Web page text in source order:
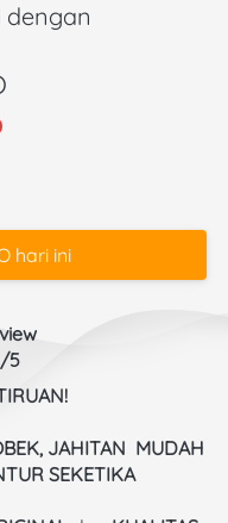
dengan
hari ini
5
JAHITAN  MUDAH
SEKETIKA